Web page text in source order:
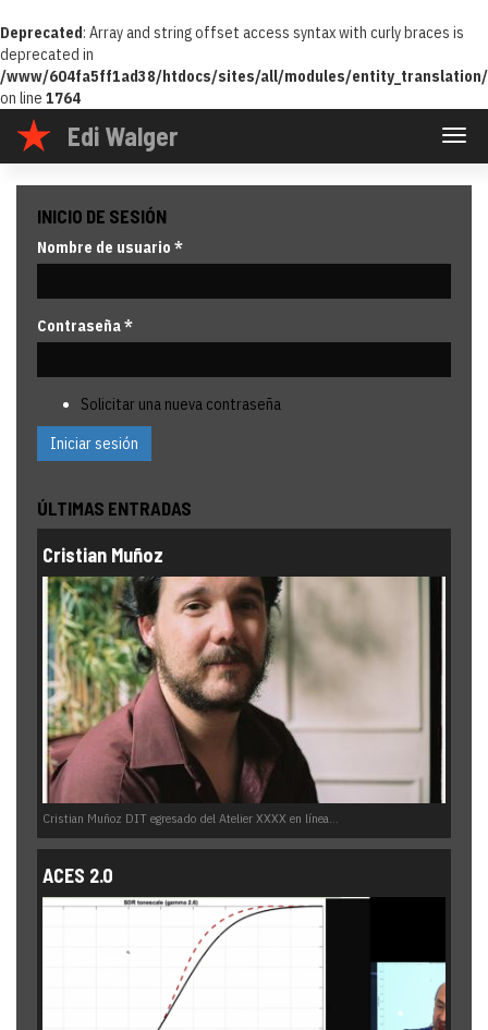
Deprecated: Array and string offset access syntax with curly braces is
deprecated in
/www/604fa5ff1ad38/htdocs/sites/all/modules/
on line 1764
Pasar
contenido
principal
Edi Walger
INICIO DE SESIÓN
Nombre de usuario *
Contraseña*
Solicitar una nueva contraseña
Iniciar sesión
ÚLTIMAS ENTRADAS
Cristian Muñoz
Cristian Muñoz DIT egresado del Atelier XXXX en línea...
ACES 2.0